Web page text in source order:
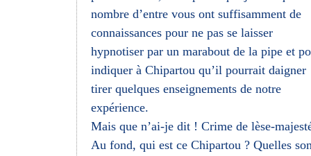
nombre d’entre vous ont suffisamment de
connaissances pour ne pas se laisser
hypnotiser par un marabout de la pipe et
indiquer à Chipartou qu’il pourrait daigner
tirer quelques enseignements de notre
expérience.
Mais que n’ai-je dit ! Crime de lèse-
Au fond, qui est ce Chipartou ? Quelles